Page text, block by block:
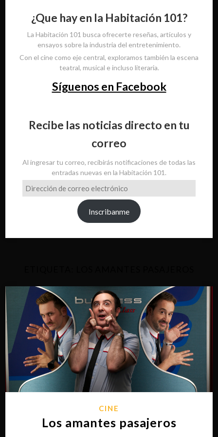
¿Que hay en la Habitación 101?
La Habitación 101 busca ofrecerte reseñas, artículos y
ensayos sobre la industria del entretenimiento.
Con el cine como eje central, exploramos también la escena
teatral, musical e incluso literaria.
Síguenos en Facebook
Recibe las noticias directo en tu
correo
Al ingresar tu correo, recibirás notificaciones de todas las
entradas nuevas en la Habitación 101.
Dirección
de
Inscribanme
CINE
Los amantes pasajeros